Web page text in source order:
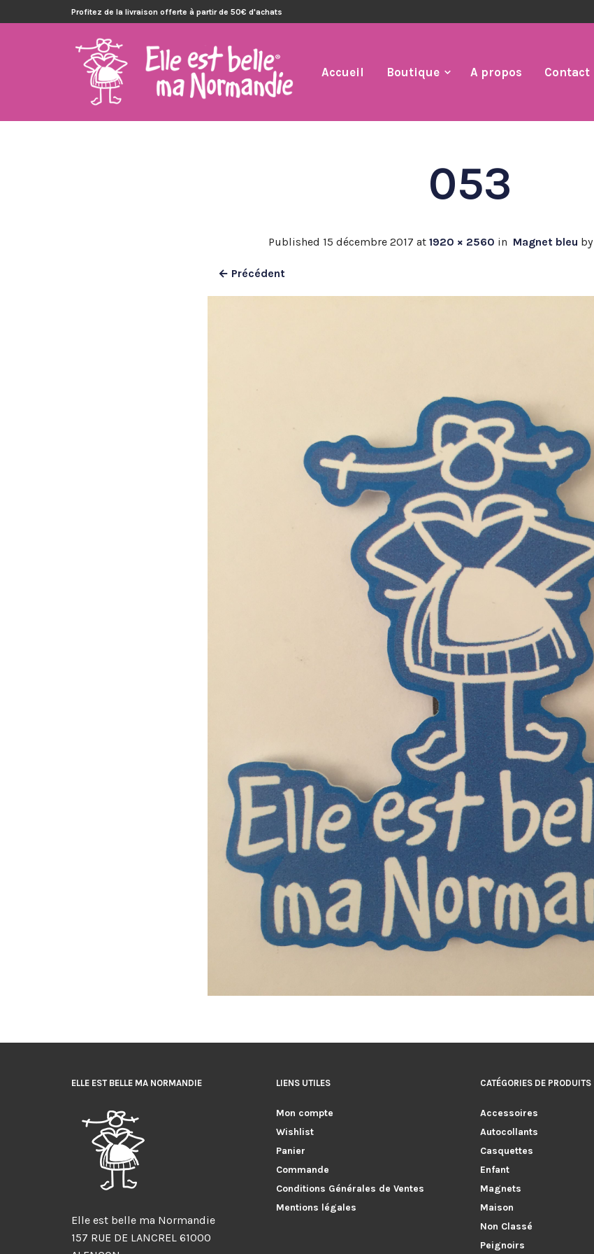
Profitez de la livraison offerte à partir de 50€ d'achats
Accueil Boutique A propos Contact
053
Published 15 décembre 2017 at 1920 × 2560 in Magnet bleu by
← Précédent
ELLE EST BELLE MA NORMANDIE
Elle est belle ma Normandie
157 RUE DE LANCREL 61000
LIENS UTILES
Mon compte
Wishlist
Panier
Commande
Conditions Générales de Ventes
Mentions légales
CATÉGORIES DE PRODUITS
Accessoires
Autocollants
Casquettes
Enfant
Magnets
Maison
Non Classé
Peignoirs